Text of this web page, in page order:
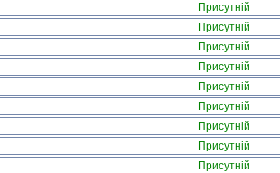
Присутній
Присутній
Присутній
Присутній
Присутній
Присутній
Присутній
Присутній
Присутній